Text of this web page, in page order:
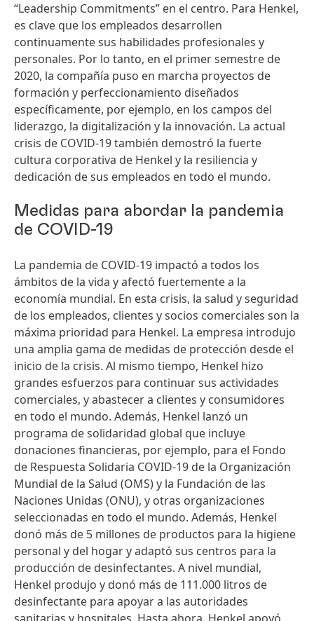
“Leadership Commitments” en el centro. Para Henkel,
es clave que los empleados desarrollen
continuamente sus habilidades profesionales y
personales. Por lo tanto, en el primer semestre de
2020, la compañía puso en marcha proyectos de
formación y perfeccionamiento diseñados
específicamente, por ejemplo, en los campos del
liderazgo, la digitalización y la innovación. La actual
crisis de COVID-19 también demostró la fuerte
cultura corporativa de Henkel y la resiliencia y
dedicación de sus empleados en todo el mundo.
Medidas para abordar la pandemia
de COVID-19
La pandemia de COVID-19 impactó a todos los
ámbitos de la vida y afectó fuertemente a la
economía mundial. En esta crisis, la salud y seguridad
de los empleados, clientes y socios comerciales son la
máxima prioridad para Henkel. La empresa introdujo
una amplia gama de medidas de protección desde el
inicio de la crisis. Al mismo tiempo, Henkel hizo
grandes esfuerzos para continuar sus actividades
comerciales, y abastecer a clientes y consumidores
en todo el mundo. Además, Henkel lanzó un
programa de solidaridad global que incluye
donaciones financieras, por ejemplo, para el Fondo
de Respuesta Solidaria COVID-19 de la Organización
Mundial de la Salud (OMS) y la Fundación de las
Naciones Unidas (ONU), y otras organizaciones
seleccionadas en todo el mundo. Además, Henkel
donó más de 5 millones de productos para la higiene
personal y del hogar y adaptó sus centros para la
producción de desinfectantes. A nivel mundial,
Henkel produjo y donó más de 111.000 litros de
desinfectante para apoyar a las autoridades